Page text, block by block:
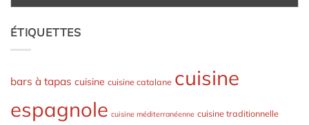
ÉTIQUETTES
bars à tapas cuisine cuisine catalane cuisine
espagnole cuisine méditerranéenne cuisine traditionnelle